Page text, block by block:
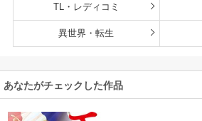
TL・レディコミ
異世界・転生
あなたがチェックした作品